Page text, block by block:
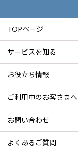
TOPページ
サービスを知る
お役立ち情報
ご利用中のお客さまへ
お問い合わせ
よくあるご質問